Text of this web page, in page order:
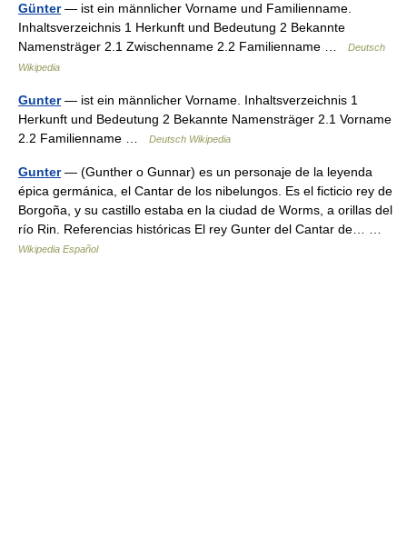
Günter— ist ein männlicher Vorname und Familienname.
Inhaltsverzeichnis 1 Herkunft und Bedeutung 2 Bekannte
Namensträger 2.1 Zwischenname 2.2 Familienname …
Deutsch
Wikipedia
Gunter— ist ein männlicher Vorname. Inhaltsverzeichnis 1
Herkunft und Bedeutung 2 Bekannte Namensträger 2.1 Vorname
2.2 Familienname …
Deutsch Wikipedia
Gunter— (Gunther o Gunnar) es un personaje de la leyenda
épica germánica, el Cantar de los nibelungos. Es el ficticio rey de
Borgoña, y su castillo estaba en la ciudad de Worms, a orillas del
río Rin. Referencias históricas El rey Gunter del Cantar de… …
Wikipedia Español